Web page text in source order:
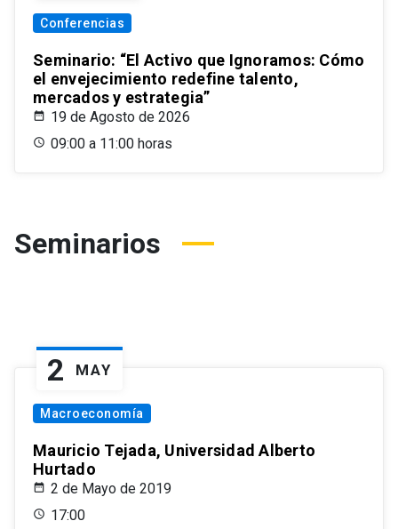
Conferencias
Seminario: “El Activo que Ignoramos: Cómo
el envejecimiento redefine talento,
mercados y estrategia”
19 de Agosto de 2026
09:00 a 11:00 horas
Seminarios
2 MAY
Macroeconomía
Mauricio Tejada, Universidad Alberto
Hurtado
2 de Mayo de 2019
17:00